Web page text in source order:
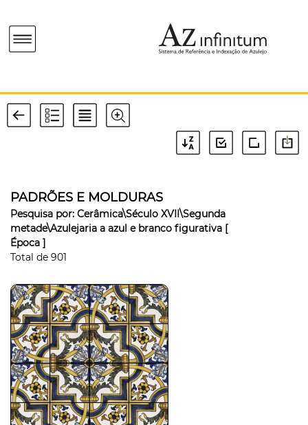
PADRÕES E MOLDURAS
Pesquisa por: Cerâmica\Século XVII\Segunda
metade\Azulejaria a azul e branco figurativa [
Época ]
Total de 901